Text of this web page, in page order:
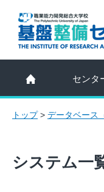
センタ
トップ> データベース
システム一